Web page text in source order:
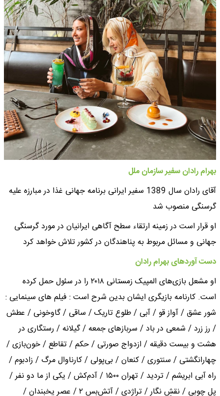
بهرام رادان سفیر سازمان ملل
آقای رادان سال 1389 سفیر ایرانی برنامه جهانی غذا در مبارزه علیه
گرسنگی منصوب شد
او قرار است در زمینه ارتقاء سطح آگاهی ایرانیان در مورد گرسنگی
جهانی و مسائل مربوط به پناهندگان در کشور تلاش خواهد کرد
دست آوردهای بهرام رادان
او مشعل بازی‌های المپیک زمستانی ۲۰۱۸ را در سئول حمل کرده
است. کارنامه بازیگری ایشان بدین شرح است : فیلم های سینمایی :
شور عشق / آواز قو / آبی / طلوع تاریک / ساقی / گاوخونی / عطش
/ رز زرد / شمعی در باد / سربازهای جمعه / گیلانه / رستگاری در
هشت و بیست دقیقه / ازدواج صورتی / حکم / تقاطع / خون‌بازی /
چهارانگشتی / سنتوری / کنعان / بی‌پولی / کارناوال مرگ / زادبوم /
راه آبی ابریشم / تردید / تهران ۱۵۰۰ / آدم‌کش / یکی از ما دو نفر /
پل چوبی / نقشِ نگار / تراژدی / آتش‌بس ۲ / عصر یخبندان /